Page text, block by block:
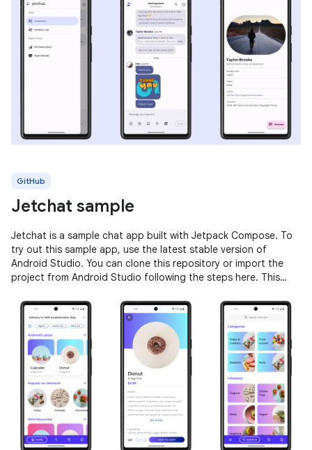
GitHub
Jetchat sample
Jetchat is a sample chat app built with Jetpack Compose. To
try out this sample app, use the latest stable version of
Android Studio. You can clone this repository or import the
project from Android Studio following the steps here. This